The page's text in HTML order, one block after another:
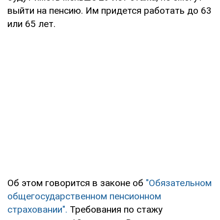
выйти на пенсию. Им придется работать до 63
или 65 лет.
Об этом говорится в законе об "Обязательном
общегосударственном пенсионном
страховании". Требования по стажу